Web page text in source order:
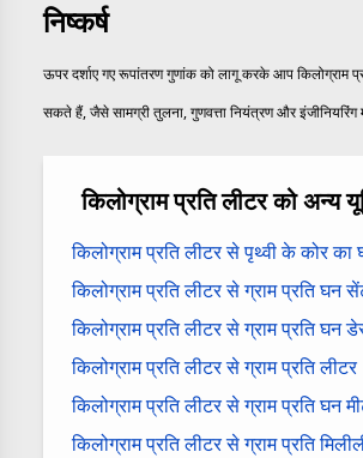
निष्कर्ष
ऊपर दर्शाए गए रूपांतरण गुणांक को लागू करके आप किलोग्राम
सकते हैं, जैसे सामग्री तुलना, गुणवत्ता नियंत्रण और इंजीनियरिंग
किलोग्राम प्रति लीटर को अन्य
किलोग्राम प्रति लीटर से पृथ्वी के कोर का
किलोग्राम प्रति लीटर से ग्राम प्रति घन
किलोग्राम प्रति लीटर से ग्राम प्रति घन
किलोग्राम प्रति लीटर से ग्राम प्रति लीटर
किलोग्राम प्रति लीटर से ग्राम प्रति घन
किलोग्राम प्रति लीटर से ग्राम प्रति